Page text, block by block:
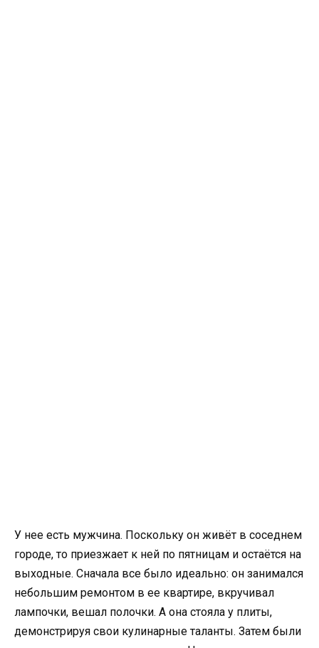
У нее есть мужчина. Поскольку он живёт в соседнем
городе, то приезжает к ней по пятницам и остаётся на
выходные. Сначала все было идеально: он занимался
небольшим ремонтом в ее квартире, вкручивал
лампочки, вешал полочки. А она стояла у плиты,
демонстрируя свои кулинарные таланты. Затем были